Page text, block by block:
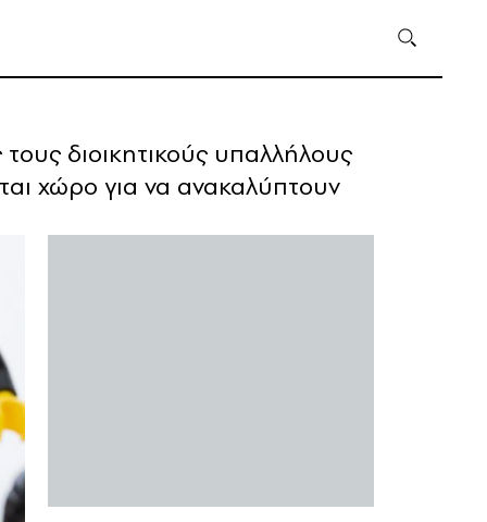
διοικητικούς υπαλλήλους
χώρο για να ανακαλύπτουν